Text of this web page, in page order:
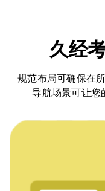
久经
规范布局可确保在
导航场景可让您